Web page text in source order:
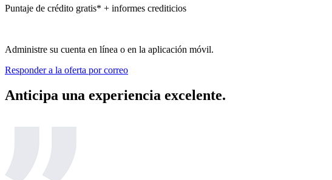
Puntaje de crédito gratis* + informes crediticios
Administre su cuenta en línea o en la aplicación móvil.
Responder a la oferta por correo
Anticipa una experiencia excelente.